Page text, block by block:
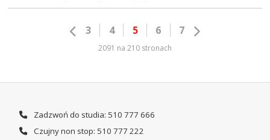
3 4 5 6 7
2091 na 210 stronach
Zadzwoń do studia: 510 777 666
Czujny non stop: 510 777 222